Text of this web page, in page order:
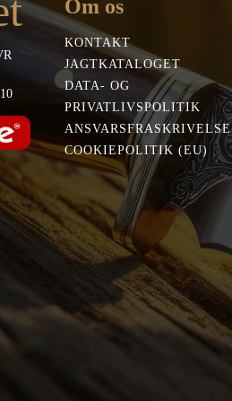
Om os
KONTAKT
JAGTKATALOGET
DATA- OG
PRIVATLIVSPOLITIK
ANSVARSFRASKRIVELSE
COOKIEPOLITIK (EU)